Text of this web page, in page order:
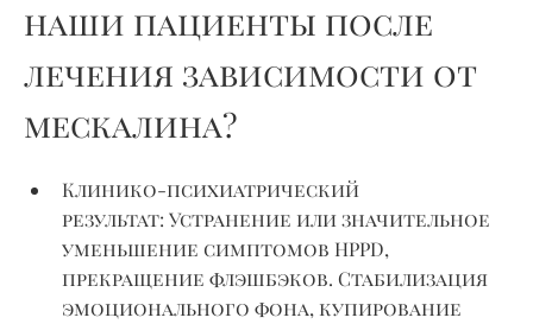
наши пациенты после
лечения зависимости от
мескалина?
Клинико-психиатрический
результат: Устранение или значительное
уменьшение симптомов HPPD,
прекращение флэшбэков. Стабилизация
эмоционального фона, купирование